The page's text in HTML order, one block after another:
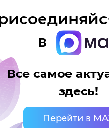
в
Все самое
здесь!
Перейти в
и разработок
ненцев, ханты и
отметила, что